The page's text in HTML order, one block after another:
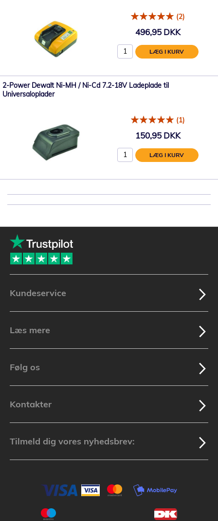
(2)
496,95 DKK
LÆG I KURV
2-Power Dewalt Ni-MH / Ni-Cd 7.2-18V Ladeplade til
Universaloplader
(1)
150,95 DKK
LÆG I KURV
Kundeservice
Læs mere
Følg os
Kontakter
Tilmeld dig vores nyhedsbrev: